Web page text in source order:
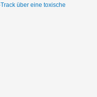
über eine toxische